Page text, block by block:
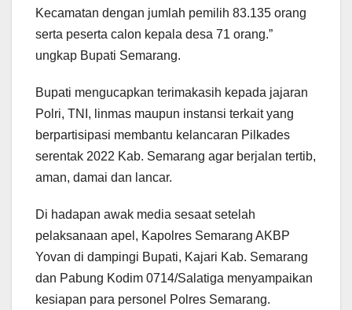
Kecamatan dengan jumlah pemilih 83.135 orang
serta peserta calon kepala desa 71 orang.”
ungkap Bupati Semarang.
Bupati mengucapkan terimakasih kepada jajaran
Polri, TNI, linmas maupun instansi terkait yang
berpartisipasi membantu kelancaran Pilkades
serentak 2022 Kab. Semarang agar berjalan tertib,
aman, damai dan lancar.
Di hadapan awak media sesaat setelah
pelaksanaan apel, Kapolres Semarang AKBP
Yovan di dampingi Bupati, Kajari Kab. Semarang
dan Pabung Kodim 0714/Salatiga menyampaikan
kesiapan para personel Polres Semarang.